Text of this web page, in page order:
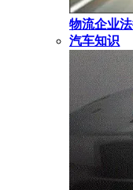
物流企业
汽车知识